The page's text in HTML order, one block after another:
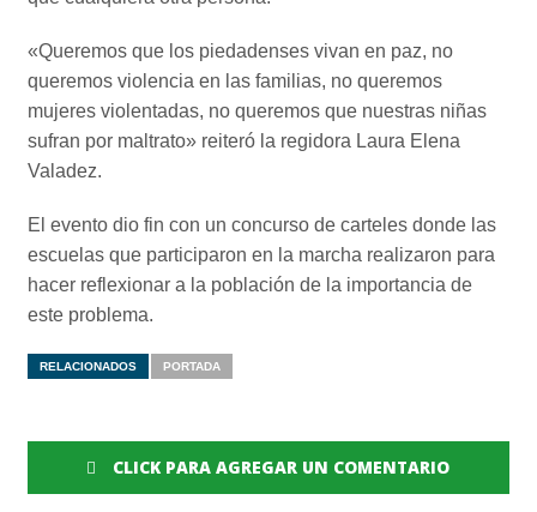
«Queremos que los piedadenses vivan en paz, no
queremos violencia en las familias, no queremos
mujeres violentadas, no queremos que nuestras niñas
sufran por maltrato» reiteró la regidora Laura Elena
Valadez.
El evento dio fin con un concurso de carteles donde las
escuelas que participaron en la marcha realizaron para
hacer reflexionar a la población de la importancia de
este problema.
RELACIONADOS PORTADA
CLICK PARA AGREGAR UN COMENTARIO